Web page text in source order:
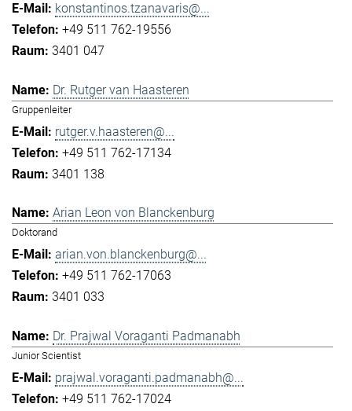
konstantinos.tzanavaris@...
+49 511 762-19556
3401 047
Dr. Rutger van Haasteren
Gruppenleiter
rutger.v.haasteren@...
+49 511 762-17134
3401 138
Arian Leon von Blanckenburg
Doktorand
arian.von.blanckenburg@...
+49 511 762-17063
3401 033
Dr. Prajwal Voraganti Padmanabh
Junior Scientist
prajwal.voraganti.padmanabh@...
+49 511 762-17024